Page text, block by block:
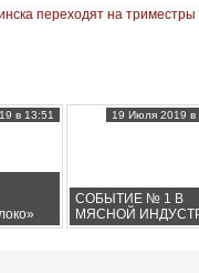
переходят на триместры
в 13:51
СОБЫТИЕ № 1 В
МЯСНОЙ
19 Июля 2019 в